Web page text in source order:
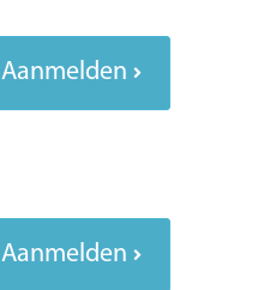
Aanmelden
Aanmelden